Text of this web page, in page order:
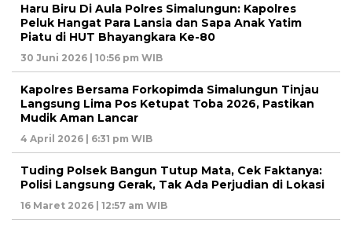
Haru Biru Di Aula Polres Simalungun: Kapolres
Peluk Hangat Para Lansia dan Sapa Anak Yatim
Piatu di HUT Bhayangkara Ke-80
30 Juni 2026 | 10:56 pm WIB
Kapolres Bersama Forkopimda Simalungun Tinjau
Langsung Lima Pos Ketupat Toba 2026, Pastikan
Mudik Aman Lancar
4 April 2026 | 6:31 pm WIB
Tuding Polsek Bangun Tutup Mata, Cek Faktanya:
Polisi Langsung Gerak, Tak Ada Perjudian di Lokasi
16 Maret 2026 | 12:57 am WIB